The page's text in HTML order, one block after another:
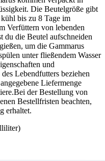
Die Beutelgröße gibt
bis zu 8 Tage im
Verfüttern von lebenden
du die Beutel aufschneiden
um die Gammarus
unter fließendem Wasser
und
Lebendfutters beziehen
Liefermenge
der Bestellung von
Bestellfristen beachten,
erhaltet.